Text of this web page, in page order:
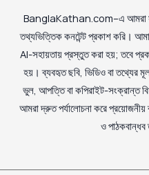
BanglaKathan.com–এ আমরা
তথ্যভিত্তিক কনটেন্ট প্রকাশ করি।
AI-সহায়তায় প্রস্তুত করা হয়; তবে
হয়। ব্যবহৃত ছবি, ভিডিও বা তথ্যের
ভুল, আপত্তি বা কপিরাইট-সংক্রান্ত
আমরা দ্রুত পর্যালোচনা করে
ও